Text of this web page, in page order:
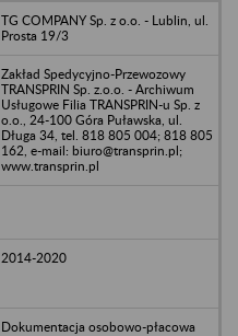
TG COMPANY Sp. z o.o. - Lublin, ul.
Prosta 19/3
Zakład Spedycyjno-Przewozowy
TRANSPRIN Sp. z.o.o. - Archiwum
Usługowe Filia TRANSPRIN-u Sp. z
o.o., 24-100 Góra Puławska, ul.
Długa 34, tel. 818 805 004; 818 805
162, e-mail: biuro@transprin.pl;
www.transprin.pl
2014-2020
Dokumentacja osobowo-płacowa